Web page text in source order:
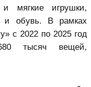
мягкие игрушки,
и обувь. В рамках
с 2022 по 2025 год
тысяч вещей,